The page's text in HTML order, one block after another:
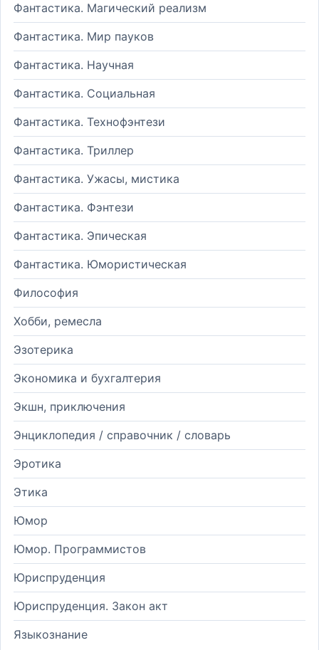
Фантастика. Магический реализм
Фантастика. Мир пауков
Фантастика. Научная
Фантастика. Социальная
Фантастика. Технофэнтези
Фантастика. Триллер
Фантастика. Ужасы, мистика
Фантастика. Фэнтези
Фантастика. Эпическая
Фантастика. Юмористическая
Философия
Хобби, ремесла
Эзотерика
Экономика и бухгалтерия
Экшн, приключения
Энциклопедия / справочник / словарь
Эротика
Этика
Юмор
Юмор. Программистов
Юриспруденция
Юриспруденция. Закон акт
Языкознание